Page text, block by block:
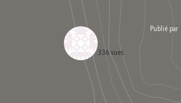
Publié par
336 vues